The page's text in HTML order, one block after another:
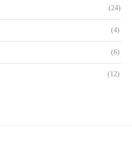
(24)
(4)
(6)
(12)